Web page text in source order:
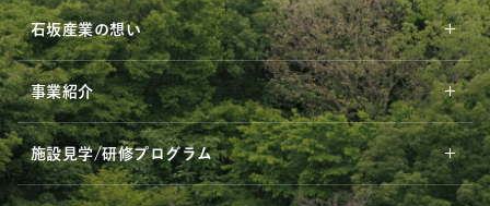
石坂産業の想い
事業紹介
施設見学/研修プログラム